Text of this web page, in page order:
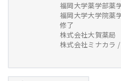
福岡大学薬学部薬
福岡大学大学院薬
修了
株式会社大賀薬局
株式会社ミナカラ